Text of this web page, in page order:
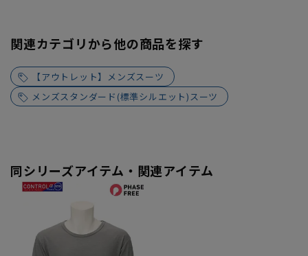
関連カテゴリから他の商品を探す
【アウトレット】メンズスーツ
メンズスタンダード(標準シルエット)スーツ
同シリーズアイテム・関連アイテム